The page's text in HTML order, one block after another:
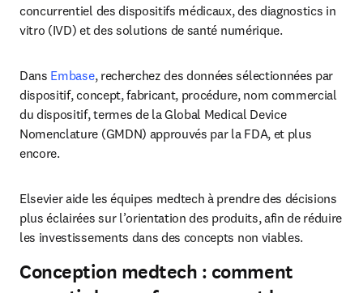
concurrentiel des dispositifs médicaux, des diagnostics in
vitro (IVD) et des solutions de santé numérique.
Dans Embase, recherchez des données sélectionnées par
dispositif, concept, fabricant, procédure, nom commercial
du dispositif, termes de la Global Medical Device
Nomenclature (GMDN) approuvés par la FDA, et plus
encore.
Elsevier aide les équipes medtech à prendre des décisions
plus éclairées sur l’orientation des produits, afin de réduire
les investissements dans des concepts non viables.
Conception medtech : comment